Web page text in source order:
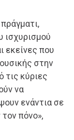
ισχυρισμού
εκείνες που
στην
τις κύριες
να
ενάντια σε
πόνο»,